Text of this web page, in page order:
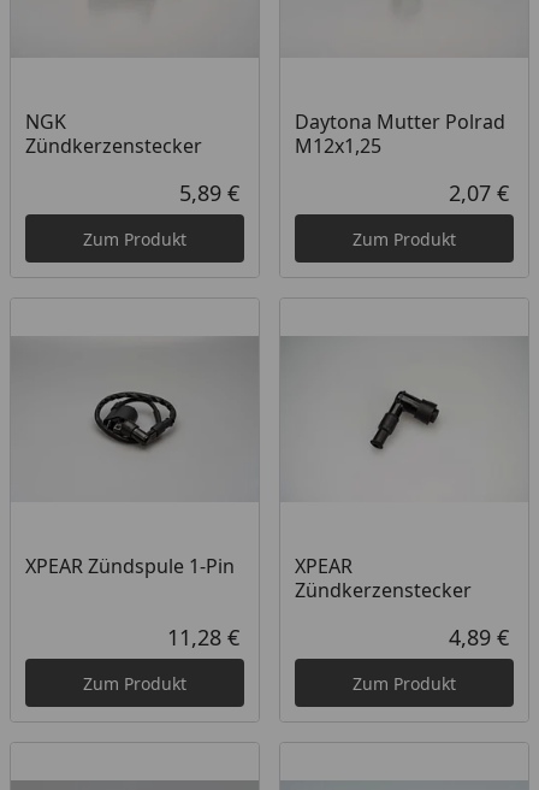
NGK
Zündkerzenstecker
Aktueller Preis
5,89 €
Zum Produkt
Daytona Mutter Polrad
M12x1,25
2,07 €
Zum Produkt
XPEAR Zündspule 1-Pin
Aktueller Preis
11,28 €
Zum Produkt
XPEAR
Zündkerzenstecker
4,89 €
Zum Produkt